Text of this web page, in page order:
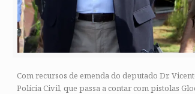
Com recursos de emenda do deputado Dr.
Polícia Civil, que passa a contar com pistolas